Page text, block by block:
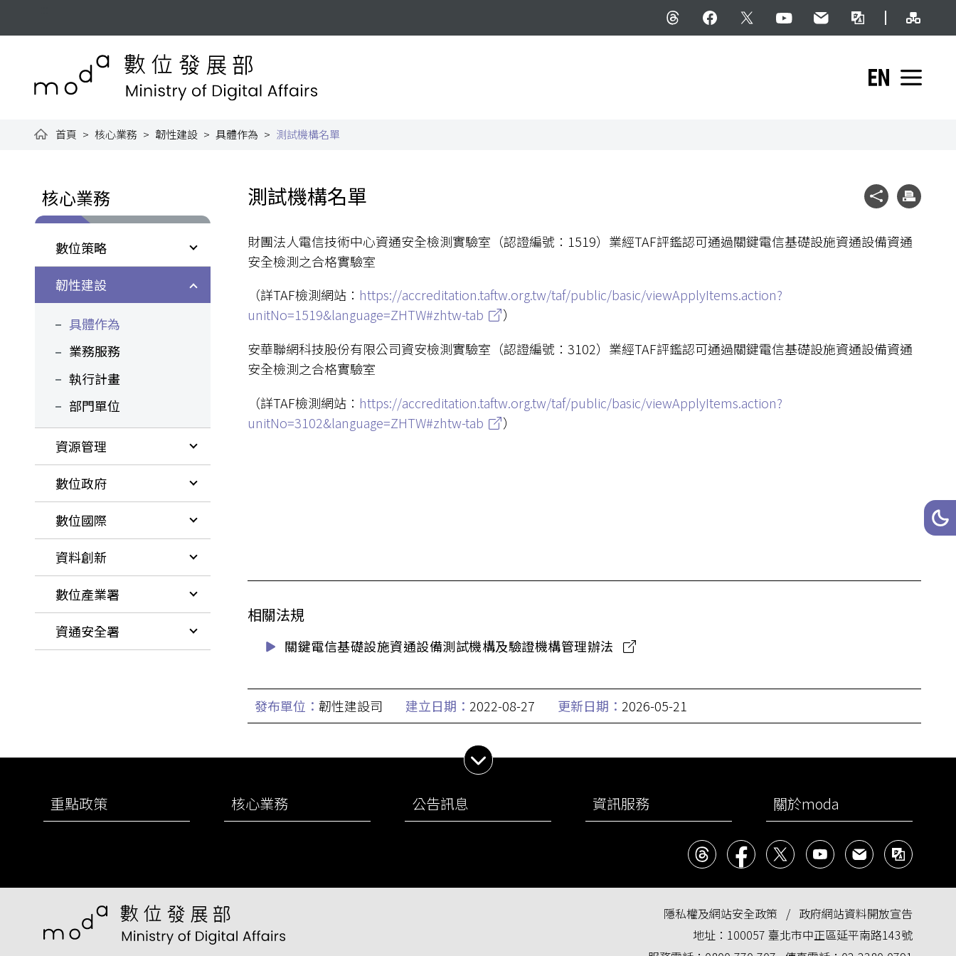
網站
深
Threadsfacebook
X YouTube民意信箱雙語詞彙
數位發展部全球資訊網
English展開
首頁 核心業務 韌性建設 具體作為 測試機構名單
核心業務
數位策略
韌性建設
具體作為
業務服務
執行計畫
部門單位
資源管理
數位政府
數位國際
資料創新
數位產業署
資通安全署
測試機構名單 社群分享
列印
財團法人電信技術中心資通安全檢測實驗室（認證編號：1519）業經TAF評鑑認可通過關鍵電信基礎設施資通設備資通
安全檢測之合格實驗室
（詳TAF檢測網站： https://accreditation.taftw.org.tw/taf/public/basic/viewApplyItems.action?
unitNo=1519&language=ZHTW#zhtw-tab
）
安華聯網科技股份有限公司資安檢測實驗室（認證編號：3102）業經TAF評鑑認可通過關鍵電信基礎設施資通設備資通
安全檢測之合格實驗室
（詳TAF檢測網站： https://accreditation.taftw.org.tw/taf/public/basic/viewApplyItems.action?
unitNo=3102&language=ZHTW#zhtw-tab
）
相關法規
關鍵電信基礎設施資通設備測試機構及驗證機構管理辦法
發布單位： 韌性建設司 建立日期： 2022-08-27 更新日期： 2026-05-21
展開子選單
重點政策 核心業務 公告訊息 資訊服務 關於moda
Threadsfacebook
X YouTube民意信箱雙語
隱私權及網站安全政策
政府網站資料開放宣告
地址： 100057 臺北市中正區延平南路143號